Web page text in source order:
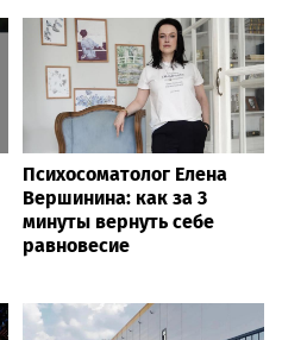
Психосоматолог Елена
Вершинина: как за 3
минуты вернуть себе
равновесие